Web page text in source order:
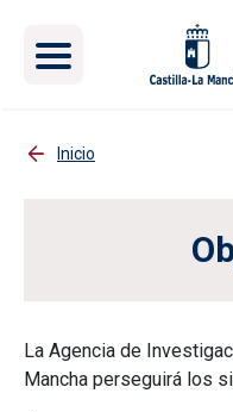
Inicio
La Agencia de
Mancha perseguirá los